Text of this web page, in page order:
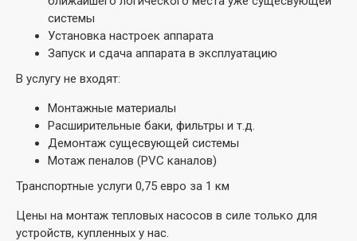
системы
Установка настроек аппарата
Запуск и сдача аппарата в эксплуатацию
В услугу не входят:
Монтажные материалы
Расширительные баки, фильтры и т.д.
Демонтаж сущесвующей системы
Мотаж пеналов (PVC каналов)
Транспортные услуги 0,75 евро за 1 км
Цены на монтаж тепловых насосов в силе только для
устройств, купленных у нас.